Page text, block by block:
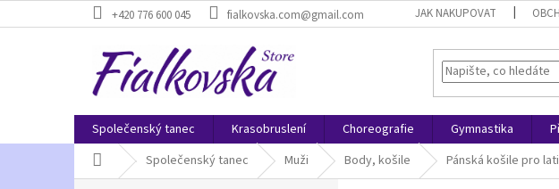
na
+420 776 600 045 fialkovska.com@gmail.com JAK NAKUPOVAT
Společenský tanec Krasobruslení Choreografie Gymnastika
Domů Společenský tanec Muži Body, košile Pánská košile pro